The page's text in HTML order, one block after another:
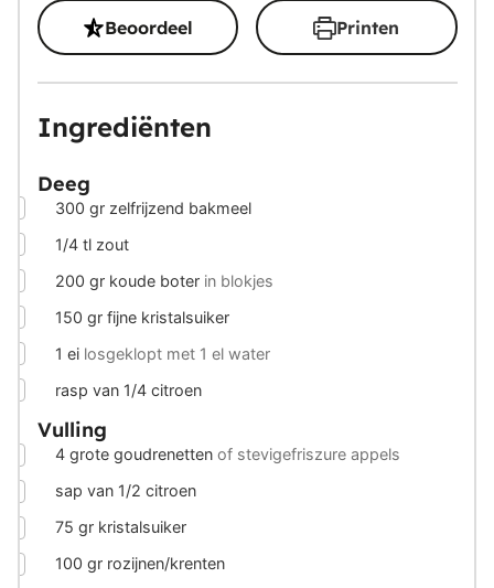
Beoordeel
Printen
Ingrediënten
Deeg
300 gr zelfrijzend bakmeel
1/4 tl zout
200 gr koude boter in blokjes
150 gr fijne kristalsuiker
1 ei losgeklopt met 1 el water
rasp van 1/4 citroen
Vulling
4 grote goudrenetten of stevigefriszure appels
sap van 1/2 citroen
75 gr kristalsuiker
100 gr rozijnen/krenten